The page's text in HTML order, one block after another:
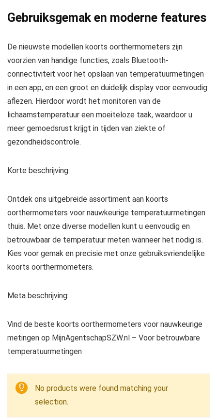
Gebruiksgemak en moderne features
De nieuwste modellen koorts oorthermometers zijn
voorzien van handige functies, zoals Bluetooth-
connectiviteit voor het opslaan van temperatuurmetingen
in een app, en een groot en duidelijk display voor eenvoudig
aflezen. Hierdoor wordt het monitoren van de
lichaamstemperatuur een moeiteloze taak, waardoor u
meer gemoedsrust krijgt in tijden van ziekte of
gezondheidscontrole.
Korte beschrijving:
Ontdek ons uitgebreide assortiment aan koorts
oorthermometers voor nauwkeurige temperatuurmetingen
thuis. Met onze diverse modellen kunt u eenvoudig en
betrouwbaar de temperatuur meten wanneer het nodig is.
Kies voor gemak en precisie met onze gebruiksvriendelijke
koorts oorthermometers.
Meta beschrijving:
Vind de beste koorts oorthermometers voor nauwkeurige
metingen op MijnAgentschapSZW.nl – Voor betrouwbare
temperatuurmetingen
No products were found matching your
selection.